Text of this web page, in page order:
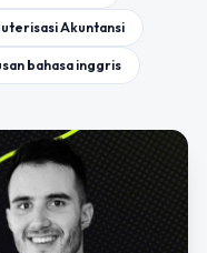
Akuntansi
bahasa inggris